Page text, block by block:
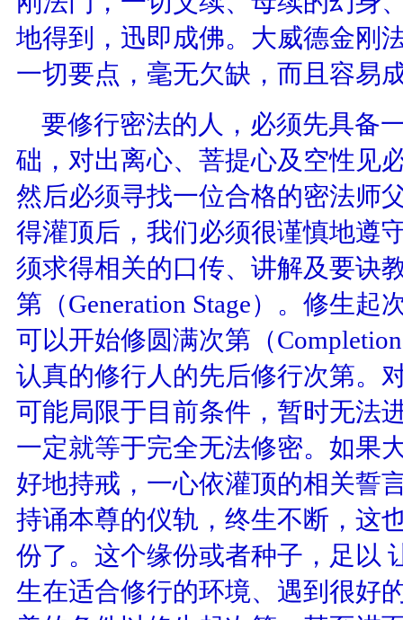
地得到，迅即成佛。大威德金刚
一切要点，毫无欠缺，而且容易
要修行密法的人，必须先具备
础，对出离心、菩提心及空性见
然后必须寻找一位合格的密法师
得灌顶后，我们必须很谨慎地遵
须求得相关的口传、讲解及要诀
第（Generation Stage）。修生起
可以开始修圆满次第（
认真的修行人的先后修行次第。
可能局限于目前条件，暂时无法
一定就等于完全无法修密。如果
好地持戒，一心依灌顶的相关誓
持诵本尊的仪轨，终生不断，这
份了。这个缘份或者种子，足以
生在适合修行的环境、遇到很好